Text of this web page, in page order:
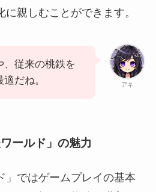
親しむことができます。
アキ
、従来の桃鉄を
だね。
ールド」の魅力
」ではゲームプレイの基本